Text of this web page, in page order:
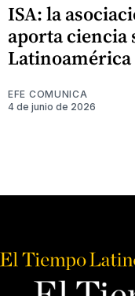
ISA: la
aporta ciencia
Latinoamérica
EFE COMUNICA
4 de junio de 2026